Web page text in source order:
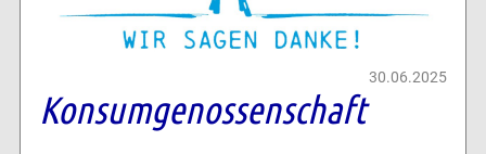
30.06.2025
Konsumgenossenschaft